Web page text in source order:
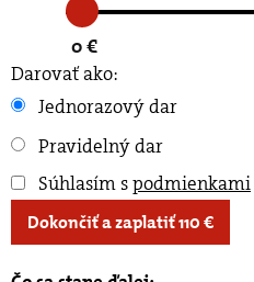
0 €
Darovať ako:
Jednorazový dar
Pravidelný dar
Súhlasím spodmienkami
Dokončiť a zaplatiť110€